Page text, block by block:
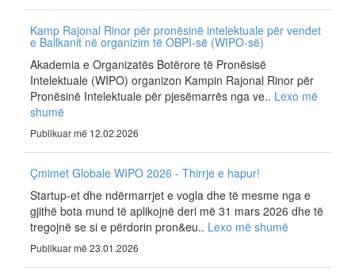
Kamp Rajonal Rinor për pronësinë intelektuale për vendet
e Ballkanit në organizim të OBPI-së (WIPO-së)
Akademia e Organizatës Botërore të Pronësisë
Intelektuale (WIPO) organizon Kampin Rajonal Rinor për
Pronësinë Intelektuale për pjesëmarrës nga ve.. Lexo më
shumë
Publikuar më 12.02.2026
Çmimet Globale WIPO 2026 - Thirrje e hapur!
Startup-et dhe ndërmarrjet e vogla dhe të mesme nga e
gjithë bota mund të aplikojnë deri më 31 mars 2026 dhe të
tregojnë se si e përdorin pron&eu.. Lexo më shumë
Publikuar më 23.01.2026